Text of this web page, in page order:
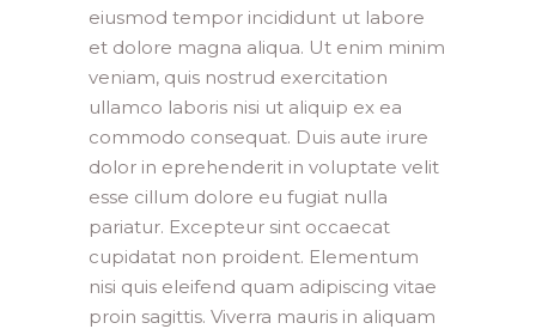
eiusmod tempor incididunt ut labore
et dolore magna aliqua. Ut enim minim
veniam, quis nostrud exercitation
ullamco laboris nisi ut aliquip ex ea
commodo consequat. Duis aute irure
dolor in eprehenderit in voluptate velit
esse cillum dolore eu fugiat nulla
pariatur. Excepteur sint occaecat
cupidatat non proident. Elementum
nisi quis eleifend quam adipiscing vitae
proin sagittis. Viverra mauris in aliquam